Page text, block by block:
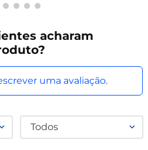
acharam
uma avaliação.
Todos